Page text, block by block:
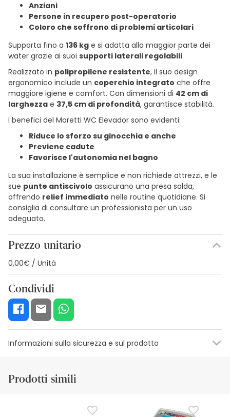
Anziani
Persone in recupero post-operatorio
Coloro che soffrono di problemi articolari
Supporta fino a 136 kg e si adatta alla maggior parte dei
water grazie ai suoi supporti laterali regolabili.
Realizzato in polipropilene resistente, il suo design
ergonomico include un coperchio integrato che offre
maggiore igiene e comfort. Con dimensioni di 42 cm di
larghezza e 37,5 cm di profondità, garantisce stabilità.
I benefici del Moretti WC Elevador sono evidenti:
Riduce lo sforzo su ginocchia e anche
Previene cadute
Favorisce l'autonomia nel bagno
La sua installazione è semplice e non richiede attrezzi, e le
sue punte antiscivolo assicurano una presa salda,
offrendo relief immediato nelle routine quotidiane. Si
consiglia di consultare un professionista per un uso
adeguato.
Prezzo unitario
0,00€ / Unità
Condividi
Informazioni sulla sicurezza e sul prodotto
Risorse per la sicurezza visiva
Al momento non disponiamo delle immagini di sicurezza
per questo prodotto, ma ci stiamo lavorando. Vi invitiamo
Prodotti simili